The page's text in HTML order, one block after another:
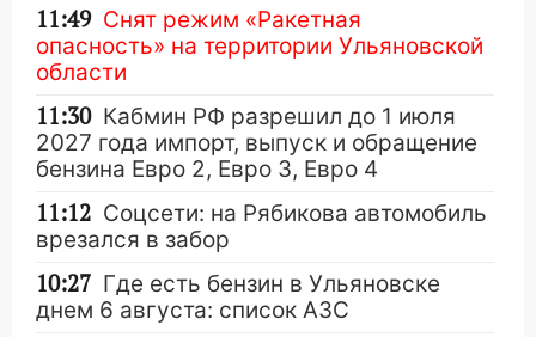
11:49 Снят режим «Ракетная
опасность» на территории Ульяновской
области
11:30 Кабмин РФ разрешил до 1 июля
2027 года импорт, выпуск и обращение
бензина Евро 2, Евро 3, Евро 4
11:12 Соцсети: на Рябикова автомобиль
врезался в забор
10:27 Где есть бензин в Ульяновске
днем 6 августа: список АЗС